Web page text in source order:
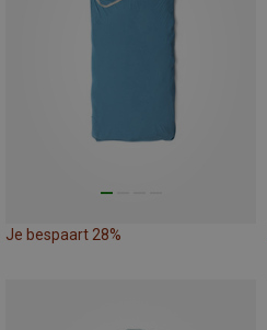
Je bespaart 28%